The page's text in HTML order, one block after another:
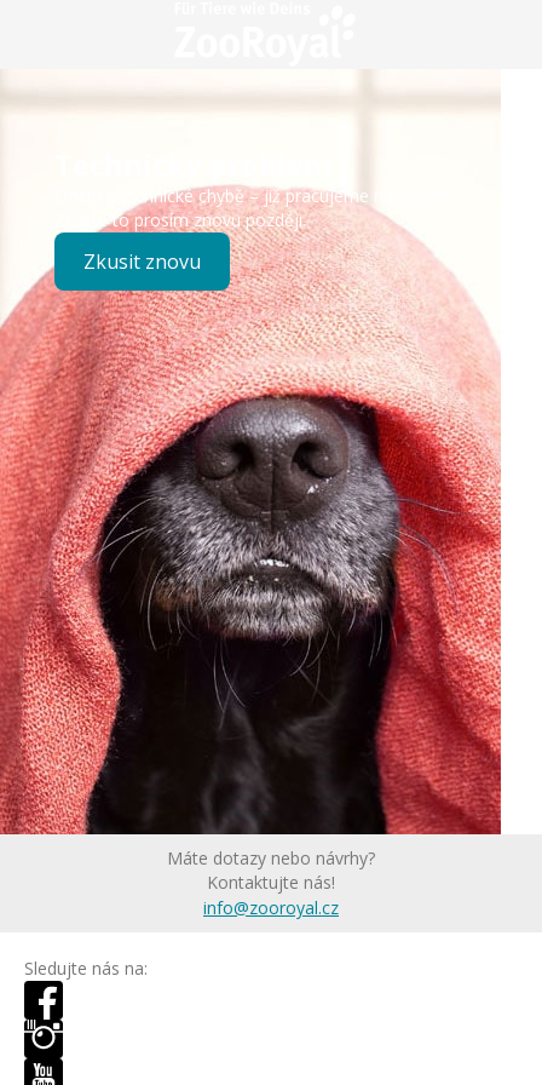
Došlo k technické chybě – již pracujeme na opravě.
Zkuste to prosím znovu později.
Zkusit znovu
Máte dotazy nebo návrhy?
Kontaktujte nás!
info@zooroyal.cz
Sledujte nás na: